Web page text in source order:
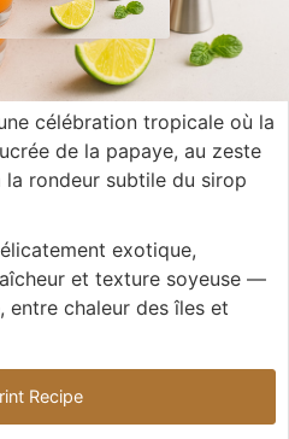
célébration tropicale où la
de la papaye, au zeste
rondeur subtile du sirop
exotique,
et texture soyeuse —
entre chaleur des îles et
Recipe